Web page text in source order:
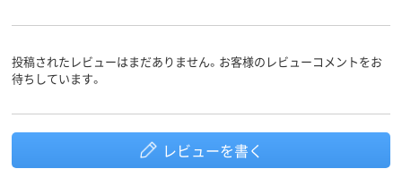
投稿されたレビューはまだありません。お客様のレビューコメントをお
待ちしています。
レビューを書く